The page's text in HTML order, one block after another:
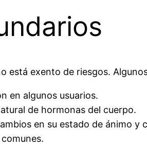
está exento de riesgos.
en algunos usuarios.
de hormonas del cuerpo.
en su estado de ánimo y